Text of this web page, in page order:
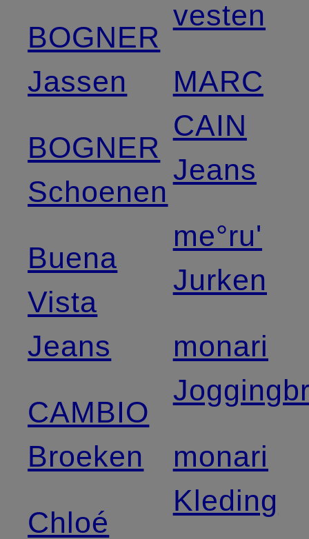
BOGNER
Jassen
BOGNER
Schoenen
Buena
Vista
Jeans
CAMBIO
Broeken
Chloé
vesten
MARC
CAIN
Jeans
me°ru'
Jurken
monari
monari
Kleding